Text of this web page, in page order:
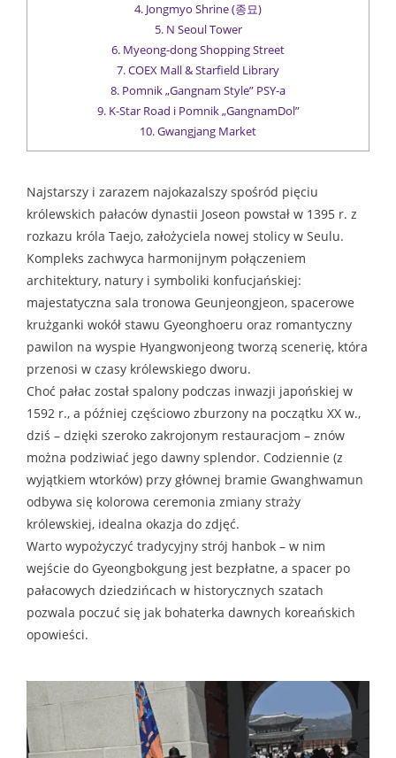
4. Jongmyo Shrine (종묘)
5.N Seoul Tower
6. Myeong-dong Shopping Street
7.COEX Mall & Starfield Library
8. Pomnik „Gangnam Style” PSY-a
9.K-Star Road i Pomnik „GangnamDol”
10.Gwangjang Market
Najstarszy i zarazem najokazalszy spośród pięciu
królewskich pałaców dynastii Joseon powstał w 1395 r. z
rozkazu króla Taejo, założyciela nowej stolicy w Seulu.
Kompleks zachwyca harmonijnym połączeniem
architektury, natury i symboliki konfucjańskiej:
majestatyczna sala tronowa Geunjeongjeon, spacerowe
krużganki wokół stawu Gyeonghoeru oraz romantyczny
pawilon na wyspie Hyangwonjeong tworzą scenerię, która
przenosi w czasy królewskiego dworu.
Choć pałac został spalony podczas inwazji japońskiej w
1592 r., a później częściowo zburzony na początku XX w.,
dziś – dzięki szeroko zakrojonym restauracjom – znów
można podziwiać jego dawny splendor. Codziennie (z
wyjątkiem wtorków) przy głównej bramie Gwanghwamun
odbywa się kolorowa ceremonia zmiany straży
królewskiej, idealna okazja do zdjęć.
Warto wypożyczyć tradycyjny strój hanbok – w nim
wejście do Gyeongbokgung jest bezpłatne, a spacer po
pałacowych dziedzińcach w historycznych szatach
pozwala poczuć się jak bohaterka dawnych koreańskich
opowieści.